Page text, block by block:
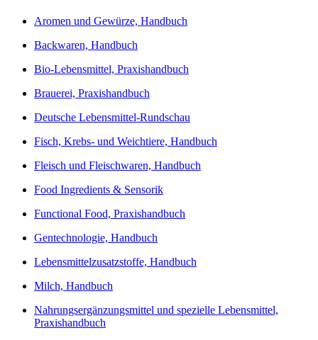
Aromen und Gewürze, Handbuch
Backwaren, Handbuch
Bio-Lebensmittel, Praxishandbuch
Brauerei, Praxishandbuch
Deutsche Lebensmittel-Rundschau
Fisch, Krebs- und Weichtiere, Handbuch
Fleisch und Fleischwaren, Handbuch
Food Ingredients & Sensorik
Functional Food, Praxishandbuch
Gentechnologie, Handbuch
Lebensmittelzusatzstoffe, Handbuch
Milch, Handbuch
Nahrungsergänzungsmittel und spezielle Lebensmittel,
Praxishandbuch